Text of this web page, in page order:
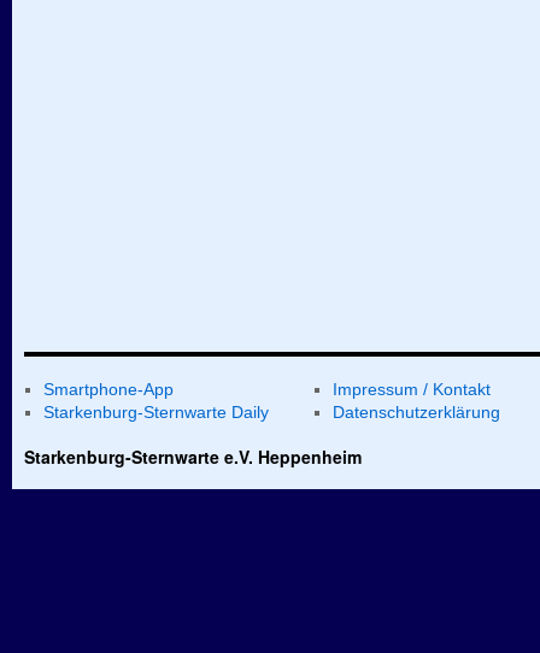
Smartphone-App
Starkenburg-Sternwarte Daily
Impressum / Kontakt
Datenschutzerklärung
Starkenburg-Sternwarte e.V. Heppenheim